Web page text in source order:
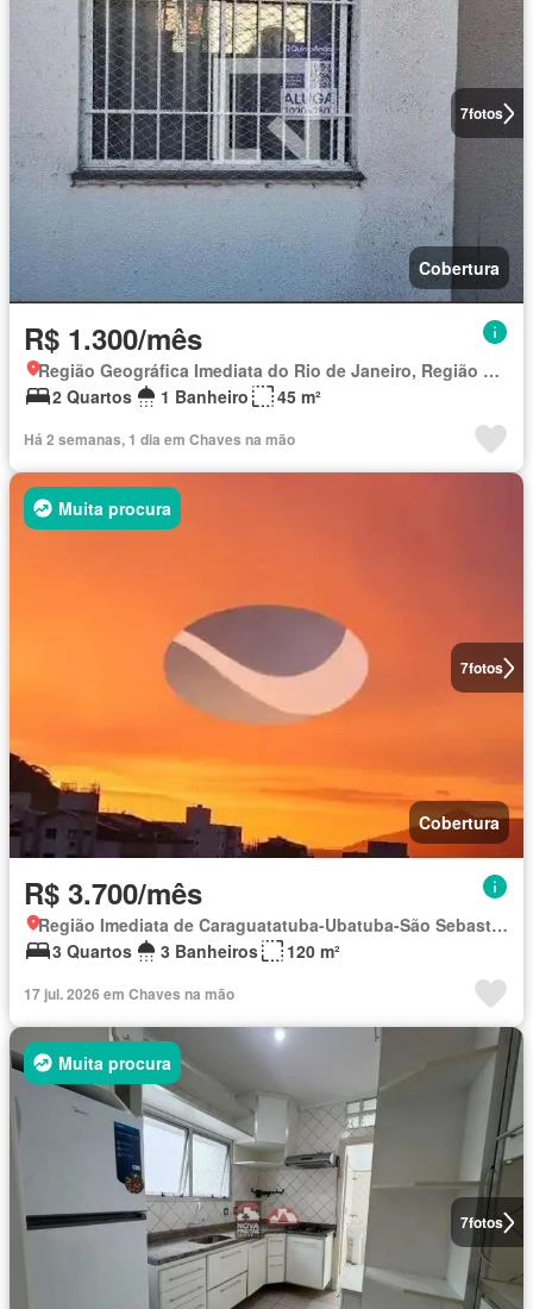
7fotos
Cobertura
R$ 1.300/mês
Região Geográfica Imediata do Rio de Janeiro, Região Metropolitana do Rio de Janeiro
2 Quartos
1 Banheiro 45 m²
Há 2 semanas, 1 dia em Chaves na mão
7fotos
Muita procura
Cobertura
R$ 3.700/mês
Região Imediata de Caraguatatuba-Ubatuba-São Sebastião, Região Metropolitana do Vale do Paraíba e Litoral Norte
3 Quartos
3 Banheiros 120 m²
17 jul. 2026 em Chaves na mão
7fotos
Muita procura